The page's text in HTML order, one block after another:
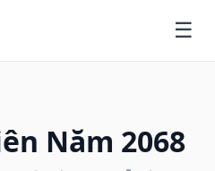
Năm 2068